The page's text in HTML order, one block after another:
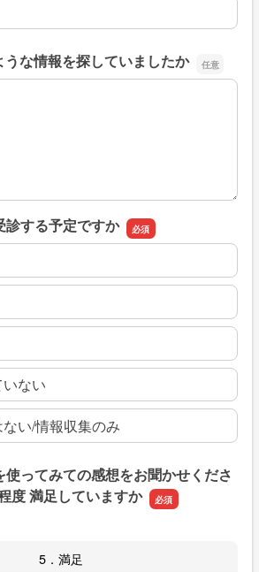
な情報を探していましたか
な情報を探していましたか
診する予定ですか
ない
い/情報収集のみ
ってみての感想をお聞かせくださ
度 満足していますか
5．満足